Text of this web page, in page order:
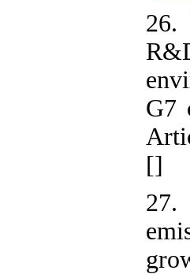
26.
G7
[]